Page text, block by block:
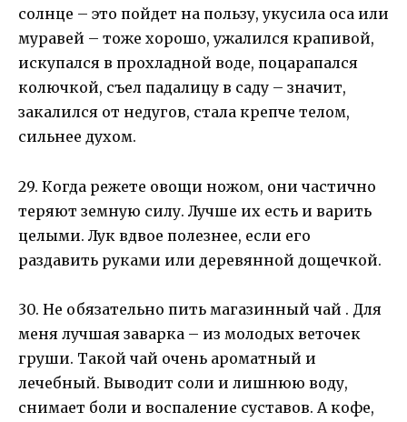
солнце – это пойдет на пользу, укусила оса или
муравей – тоже хорошо, ужалился крапивой,
искупался в прохладной воде, поцарапался
колючкой, съел падалицу в саду – значит,
закалился от недугов, стала крепче телом,
сильнее духом.
29. Когда режете овощи ножом, они частично
теряют земную силу. Лучше их есть и варить
целыми. Лук вдвое полезнее, если его
раздавить руками или деревянной дощечкой.
30. Не обязательно пить магазинный чай . Для
меня лучшая заварка – из молодых веточек
груши. Такой чай очень ароматный и
лечебный. Выводит соли и лишнюю воду,
снимает боли и воспаление суставов. А кофе,